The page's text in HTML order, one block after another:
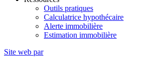
Outils pratiques
Calculatrice hypothécaire
Alerte immobilière
Estimation immobilière
Site web par